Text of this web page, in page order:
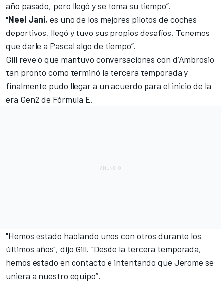
año pasado, pero llegó y se toma su tiempo”.
"Neel Jani, es uno de los mejores pilotos de coches
deportivos, llegó y tuvo sus propios desafíos. Tenemos
que darle a Pascal algo de tiempo”.
Gill reveló que mantuvo conversaciones con d’Ambrosio
tan pronto como terminó la tercera temporada y
finalmente pudo llegar a un acuerdo para el inicio de la
era Gen2 de Fórmula E.
"Hemos estado hablando unos con otros durante los
últimos años", dijo Gill. "Desde la tercera temporada,
hemos estado en contacto e intentando que Jerome se
uniera a nuestro equipo”.